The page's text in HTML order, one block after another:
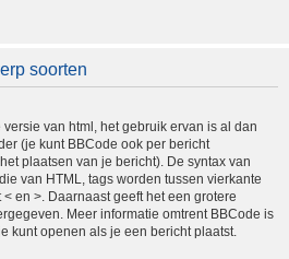
soorten
van html, het gebruik ervan is al dan
(je kunt BBCode ook per bericht
plaatsen van je bericht). De syntax van
van HTML, tags worden tussen vierkante
en >. Daarnaast geeft het een grotere
Meer informatie omtrent BBCode is
kunt openen als je een bericht plaatst.